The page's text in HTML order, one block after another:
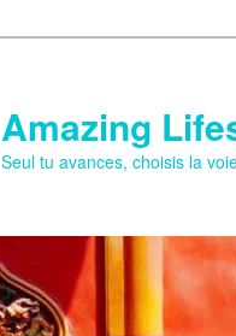
Amazing
Seul tu avances, choisis la